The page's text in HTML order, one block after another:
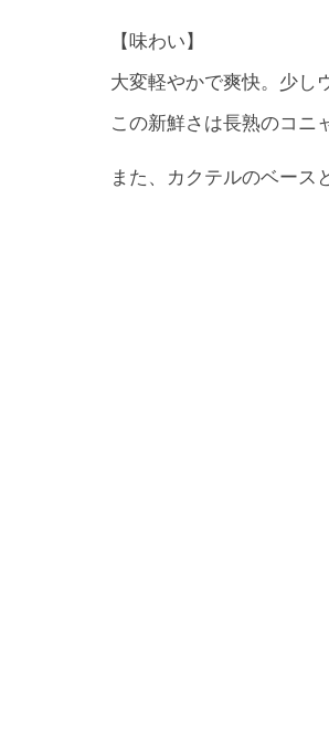
【味わい】
大変軽やかで爽快。少し
この新鮮さは長熟のコニ
また、カクテルのベース